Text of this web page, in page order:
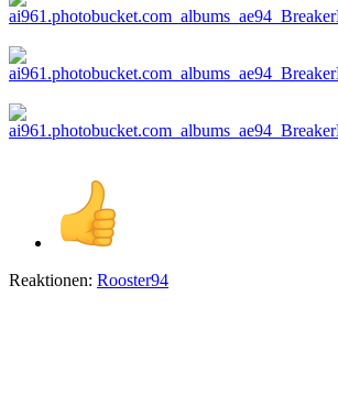
Reaktionen: Rooster94